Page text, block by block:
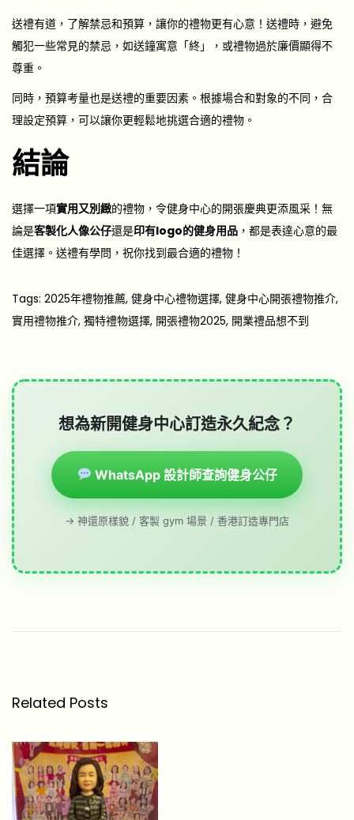
送禮有道，了解禁忌和預算，讓你的禮物更有心意！送禮時，避免
觸犯一些常見的禁忌，如送鐘寓意「終」，或禮物過於廉價顯得不
尊重。
同時，預算考量也是送禮的重要因素。根據場合和對象的不同，合
理設定預算，可以讓你更輕鬆地挑選合適的禮物。
結論
選擇一項實用又別緻的禮物，令健身中心的開張慶典更添風采！無
論是客製化人像公仔還是印有logo的健身用品 ，都是表達心意的最
佳選擇。送禮有學問，祝你找到最合適的禮物！
Tags: 2025年禮物推薦, 健身中心禮物選擇, 健身中心開張禮物推介,
實用禮物推介, 獨特禮物選擇, 開張禮物2025, 開業禮品想不到
想為新開健身中心訂造永久紀念？
WhatsApp 設計師查詢健身公仔
→ 神還原樣貌 / 客製 gym 場景 / 香港訂造專門店
0
禮
物
推
介
Related Posts